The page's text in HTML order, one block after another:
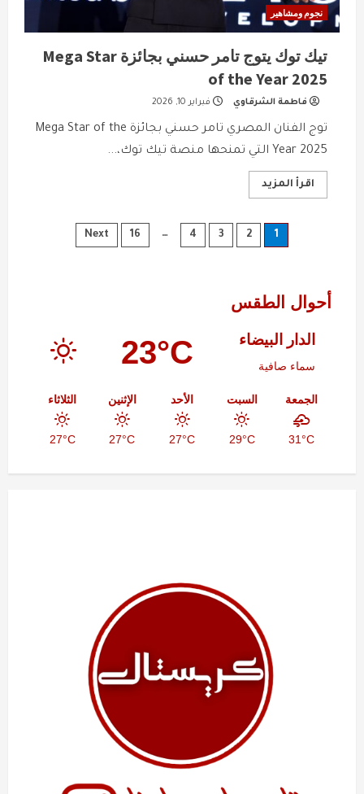
نجوم ومشاهير
تيك توك يتوج تامر حسني بجائزة Mega Star
of the Year 2025
فاطمة الشرقاوي فبراير 10, 2026
توج الفنان المصري تامر حسني بجائزة Mega Star of the
Year 2025 التي تمنحها منصة تيك توك،...
اقرأ المزيدRead
more
توك
Star
of
Year
2025
Posts
1
2
3
4
…
16
Next
أحوال الطقس
الدار البيضاء
سماء صافية 23°C
الجمعة
31°C
السبت
29°C
الأحد
27°C
الإثنين
27°C
الثلاثاء
27°C